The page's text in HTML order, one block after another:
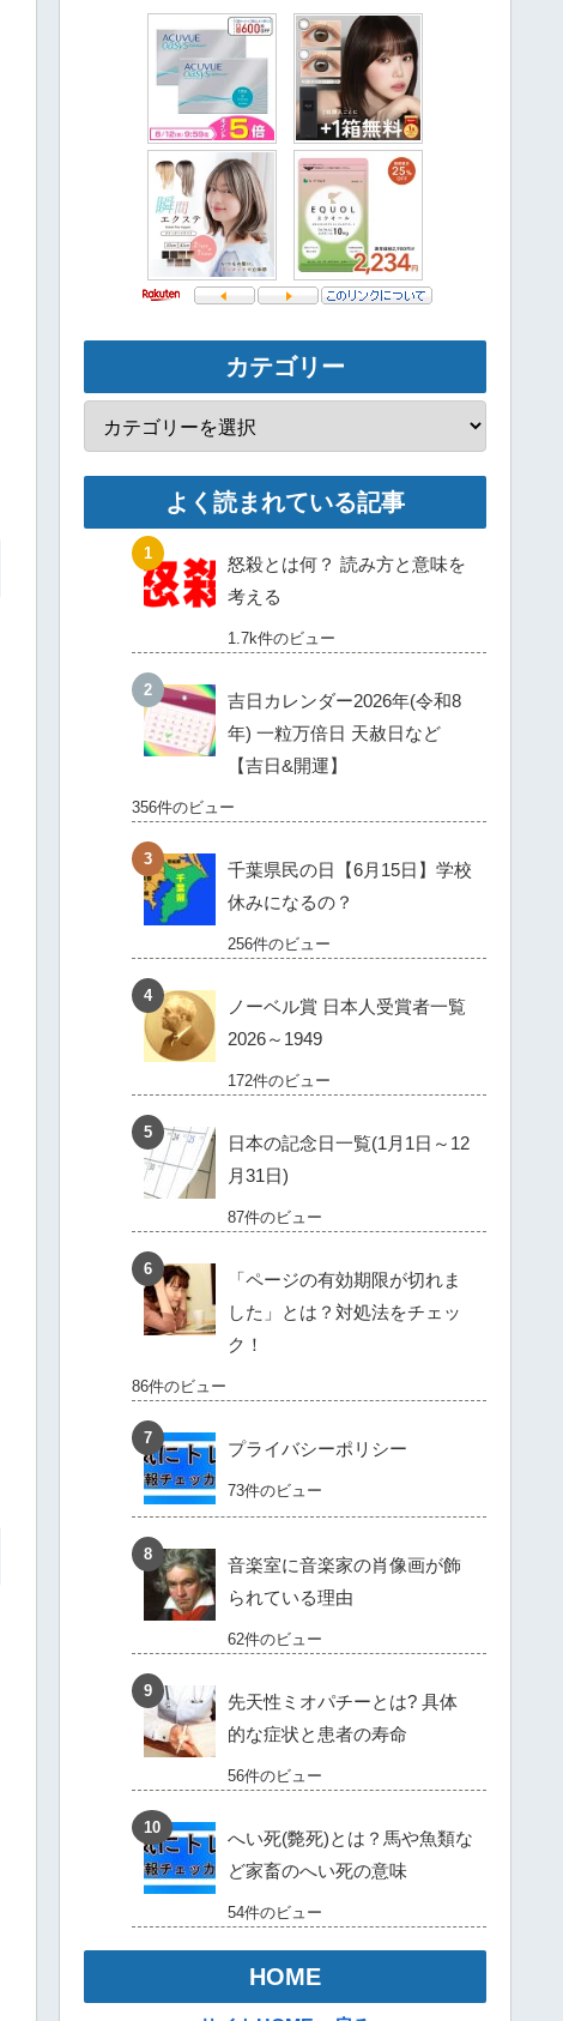
カテゴリー
よく読まれている記事
怒殺とは何？ 読み方と意味を
考える
1.7k件のビュー
吉日カレンダー2026年(令和8
年) 一粒万倍日 天赦日など
【吉日&開運】
356件のビュー
千葉県民の日【6月15日】学校
休みになるの？
256件のビュー
ノーベル賞 日本人受賞者一覧
2026～1949
172件のビュー
日本の記念日一覧(1月1日～12
月31日)
87件のビュー
「ページの有効期限が切れま
した」とは？対処法をチェッ
ク！
86件のビュー
プライバシーポリシー
73件のビュー
音楽室に音楽家の肖像画が飾
られている理由
62件のビュー
先天性ミオパチーとは? 具体
的な症状と患者の寿命
56件のビュー
へい死(斃死)とは？馬や魚類な
ど家畜のへい死の意味
54件のビュー
HOME